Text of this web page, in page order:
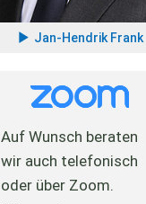
Jan-Hendrik Frank
Auf Wunsch beraten
wir auch telefonisch
oder über Zoom.